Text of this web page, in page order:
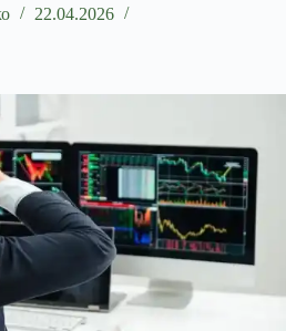
22.04.2026